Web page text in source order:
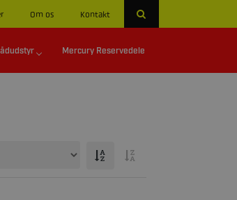
Om os Kontakt
Mercury Reservedele